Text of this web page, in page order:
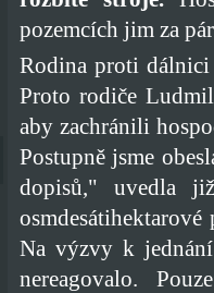
pozemcích jim za
Rodina proti dálnici
Proto rodiče
aby zachránili
Postupně jsme
dopisů," uvedla
Na výzvy k
nereagovalo.